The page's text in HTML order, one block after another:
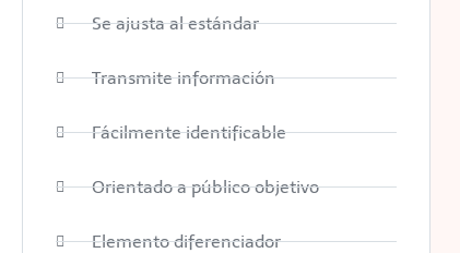
Se ajusta al estándar
Transmite información
Fácilmente identificable
Orientado a público objetivo
Elemento diferenciador